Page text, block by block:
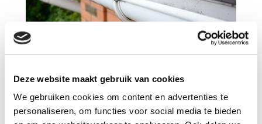
Deze website maakt gebruik van cookies
We gebruiken cookies om content en advertenties te
personaliseren, om functies voor social media te bieden
Afval